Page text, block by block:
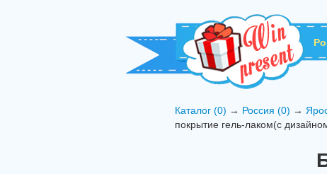
Каталог (0) → Россия (0) →
покрытие гель-лаком(с